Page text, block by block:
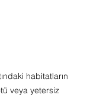
habitatların
veya yetersiz